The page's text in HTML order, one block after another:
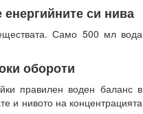
си нива
Само 500 мл вода
обороти
правилен воден баланс в
и нивото на концентрацията